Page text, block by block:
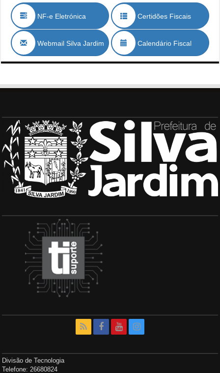
NF-e Eletrónica Certidões Fiscais
Webmail Silva Jardim Calendário Fiscal
Divisão de Tecnologia
Telefone: 26680824